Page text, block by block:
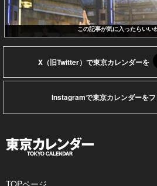
この記事が気に入ったらいい
X（旧Twitter）で東京カレンダーを
Instagramで東京カレンダーを